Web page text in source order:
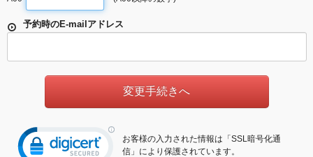
予約時のE-mailアドレス
お客様の入力された情報は「SSL暗号化通
信」により保護されています。